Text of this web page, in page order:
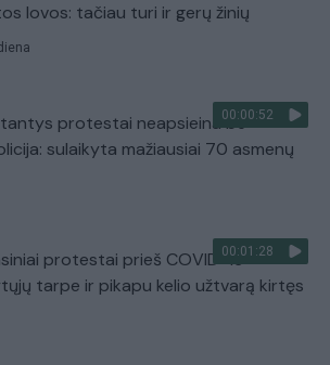
lovos: tačiau turi ir gerų žinių
00:00:52
protestai neapsieina be
sulaikyta mažiausiai 70 asmenų
00:01:28
protestai prieš COVID-19
tarpe ir pikapu kelio užtvarą kirtęs